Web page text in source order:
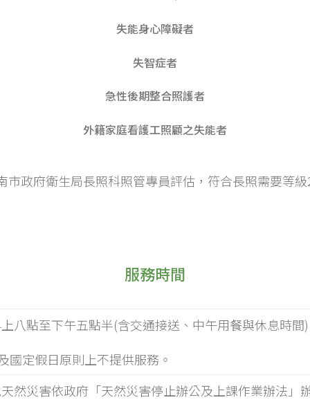
失能身心障礙者
失智症者
急性後期整合照護者
外籍家庭看護工照顧之失能者
市政府衛生局長照科照管專員評估，符合長照需要等
服務時間
八點至下午五點半(含交通接送、中午用餐與休息時間)
定假日原則上不提供服務。
然災害依政府「天然災害停止辦公及上課作業辦法」